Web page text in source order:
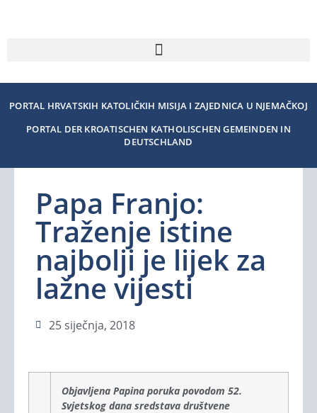
PORTAL HRVATSKIH KATOLIČKIH MISIJA I ZAJEDNICA U NJEMAČKOJ
PORTAL DER KROATISCHEN KATHOLISCHEN GEMEINDEN IN
DEUTSCHLAND
Papa Franjo:
Traženje istine
najbolji je lijek za
lažne vijesti
25 siječnja, 2018
Objavljena Papina poruka povodom 52.
Svjetskog dana sredstava društvene